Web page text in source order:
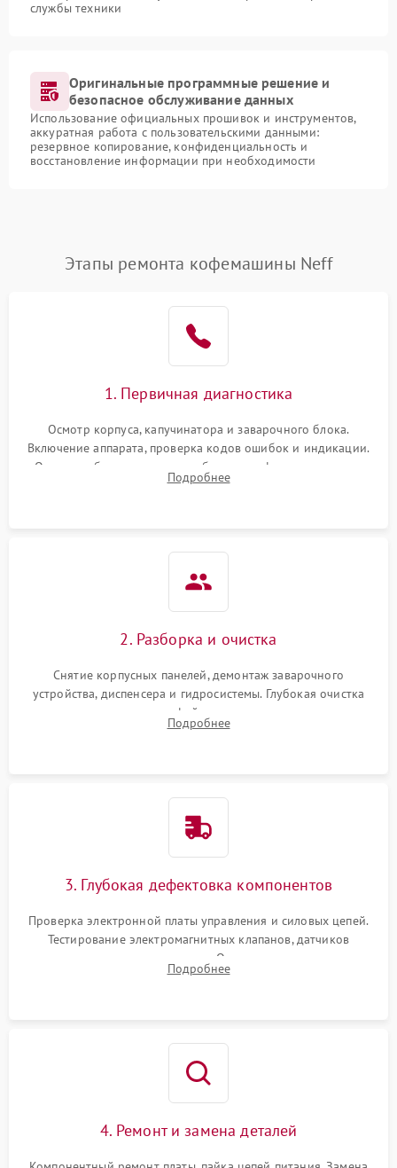
службы техники
Оригинальные программные решение и
безопасное обслуживание данных
Использование официальных прошивок и инструментов,
аккуратная работа с пользовательскими данными:
резервное копирование, конфиденциальность и
восстановление информации при необходимости
Этапы ремонта кофемашины Neff
1. Первичная диагностика
Осмотр корпуса, капучинатора и заварочного блока.
Включение аппарата, проверка кодов ошибок и индикации.
Оценка работы помпы, термоблока и кофемолки на слух.
Измерение температуры и давления воды для выявления
Подробнее
2. Разборка и очистка
Снятие корпусных панелей, демонтаж заварочного
устройства, диспенсера и гидросистемы. Глубокая очистка
внутренних узлов от кофейных масел, жмыха и накипи.
Промывка дренажных каналов и фильтров с использованием
Подробнее
3. Глубокая дефектовка компонентов
Проверка электронной платы управления и силовых цепей.
Тестирование электромагнитных клапанов, датчиков
температуры и расходомера. Оценка степени износа
жерновов кофемолки, уплотнительных колец гидросистемы
Подробнее
4. Ремонт и замена деталей